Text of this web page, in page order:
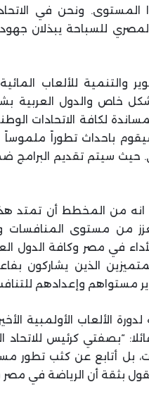
المستوى. ونحن في
المصري للسباحة يبذلان
والتنمية للألعاب
خاص والدول العربية
لكافة الاتحادات
باحداث تطوراً
سيتم تقديم البرامج
انه من المخطط أن تمتد
من مستوى المنافسات
في مصر وكافة الدول
الذين يشاركون
وإعدادهم
الألعاب الأولمبية
“بصفتي كرئيس للاتحاد
بل أتابع عن كثب
بثقة أن الرياضة في مصر